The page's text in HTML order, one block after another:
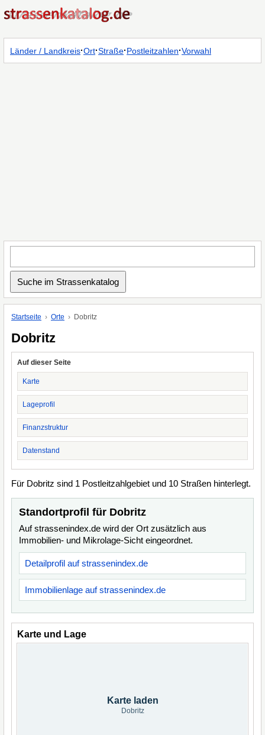
Länder / Landkreis·Ort·Straße·Postleitzahlen·Vorwahl
Startseite Orte Dobritz
Dobritz
Auf dieser Seite
Karte
Lageprofil
Finanzstruktur
Datenstand
Für Dobritz sind 1 Postleitzahlgebiet und 10 Straßen hinterlegt.
Standortprofil für Dobritz
Auf strassenindex.de wird der Ort zusätzlich aus
Immobilien- und Mikrolage-Sicht eingeordnet.
Detailprofil auf strassenindex.de
Immobilienlage auf strassenindex.de
Karte und Lage
Karte laden
Dobritz